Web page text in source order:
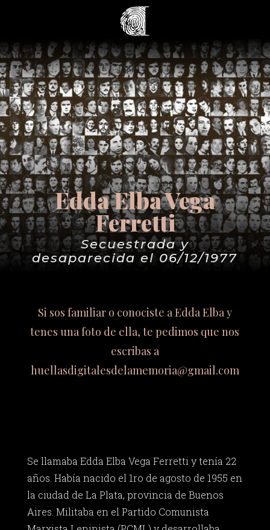
Edda Elba Vega
Ferretti
Secuestrada y
desaparecida el 06/12/1977
Si sos familiar o conociste a Edda Elba y
tenes una foto de ella, te pedimos que nos
escribas a
huellasdigitalesdelamemoria@gmail.com
Se llamaba Edda Elba Vega Ferretti y tenía 22
años. Había nacido el 1ro de agosto de 1955 en
la ciudad de La Plata, provincia de Buenos
Aires. Militaba en el Partido Comunista